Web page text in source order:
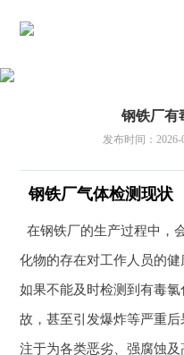
钢铁厂有
发布时间：2026-
钢铁厂气体检测现状
在钢铁厂的生产过程中，
化物的存在对工作人员的健
如果不能及时检测到有毒
故，甚至引发爆炸等严重
注于为各类恶劣、强腐蚀